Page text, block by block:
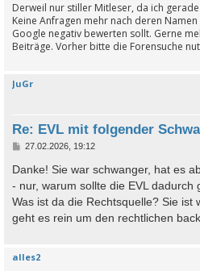
Derweil nur stiller Mitleser, da ich
Keine Anfragen mehr nach deren
Google negativ bewerten sollt. Gerne
Beiträge. Vorher bitte die Forensuche
JuGr
Re: EVL mit folgender
B
i
r
a
g
27.02.2026, 19:12
Danke! Sie war schwanger, hat es
- nur, warum sollte die EVL dadurch
Was ist da die Rechtsquelle? Sie ist
geht es rein um den rechtlichen
alles2